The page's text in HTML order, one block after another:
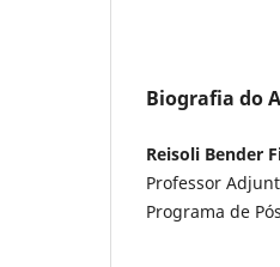
Biografia do
Reisoli Bender
Professor
Programa de